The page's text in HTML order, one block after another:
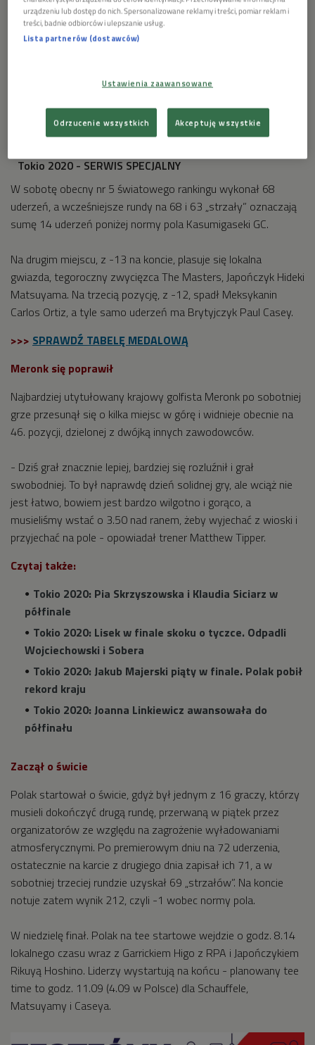
Tokio 2020 - SERWIS SPECJALNY
W sobotę obecny nr 5 światowego rankingu wykonał 68
uderzeń, a wcześniejsze rundy na 68 i 63 „strzały” oznaczają
sumę 14 uderzeń poniżej normy pola Kasumigaseki GC.
Na drugim miejscu, z -13 na koncie, plasuje się lokalna
gwiazda, tegoroczny zwycięzca The Masters, Japończyk Hideki
Matsuyama. Na trzecią pozycję, z -12, spadł Meksykanin
Carlos Ortiz, a tyle samo uderzeń ma Brytyjczyk Paul Casey.
>>> SPRAWDŹ TABELĘ MEDALOWĄ
Meronk się poprawił
Najbardziej utytułowany krajowy golfista Meronk po sobotniej
grze przesunął się o kilka miejsc w górę i widnieje obecnie na
46. pozycji, dzielonej z dwójką innych zawodowców.
- Dziś grał znacznie lepiej, bardziej się rozluźnił i grał
swobodniej. To był naprawdę dzień solidnej gry, ale wciąż nie
jest łatwo, bowiem jest bardzo wilgotno i gorąco, a
musieliśmy wstać o 3.50 nad ranem, żeby wyjechać z wioski i
przyjechać na pole - opowiadał trener Matthew Tipper.
Czytaj także:
Tokio 2020: Pia Skrzyszowska i Klaudia Siciarz w
półfinale
Tokio 2020: Lisek w finale skoku o tyczce. Odpadli
Wojciechowski i Sobera
Tokio 2020: Jakub Majerski piąty w finale. Polak pobił
rekord kraju
Tokio 2020: Joanna Linkiewicz awansowała do
półfinału
Zaczął o świcie
Polak startował o świcie, gdyż był jednym z 16 graczy, którzy
musieli dokończyć drugą rundę, przerwaną w piątek przez
organizatorów ze względu na zagrożenie wyładowaniami
atmosferycznymi. Po premierowym dniu na 72 uderzenia,
ostatecznie na karcie z drugiego dnia zapisał ich 71, a w
sobotniej trzeciej rundzie uzyskał 69 „strzałów”. Na koncie
notuje zatem wynik 212, czyli -1 wobec normy pola.
W niedzielę finał. Polak na tee startowe wejdzie o godz. 8.14
lokalnego czasu wraz z Garrickiem Higo z RPA i Japończykiem
Rikuyą Hoshino. Liderzy wystartują na końcu - planowany tee
time to godz. 11.09 (4.09 w Polsce) dla Schauffele,
Matsuyamy i Caseya.
urządzeniu lub dostęp do nich. Spersonalizowane reklamy i treści, pomiar reklam i
treści, badnie odbiorców i ulepszanie usług.
Lista partnerów (dostawców)
Ustawienia zaawansowane
Odrzucenie wszystkich Akceptuję wszystkie